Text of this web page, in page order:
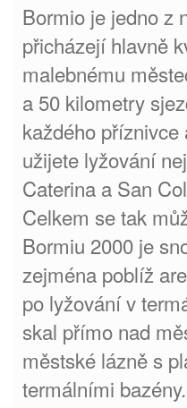
Bormio je jedno z
přicházejí hlavně
malebnému
a 50 kilometry
každého
užijete lyžování
Caterina a San
Celkem se tak
Bormiu 2000 je
zejména poblíž
po lyžování v
skal přímo nad
městské lázně s
termálními